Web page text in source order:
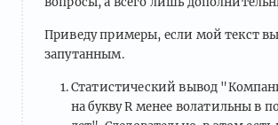
Приведу примеры, если мой текст
запутанным.
Статистический вывод
на букву R менее волатильны в